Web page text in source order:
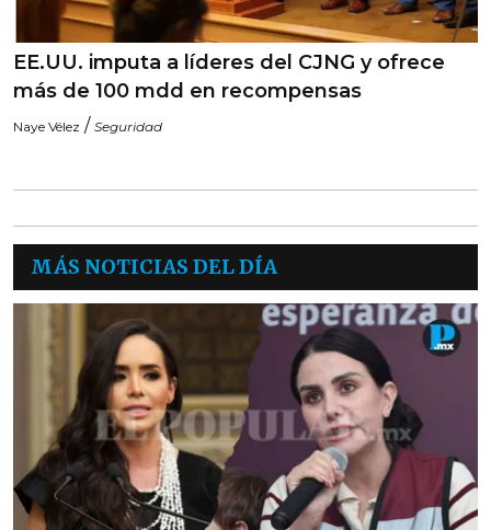
EE.UU. imputa a líderes del CJNG y ofrece
más de 100 mdd en recompensas
Naye Vélez / Seguridad
MÁS NOTICIAS DEL DÍA